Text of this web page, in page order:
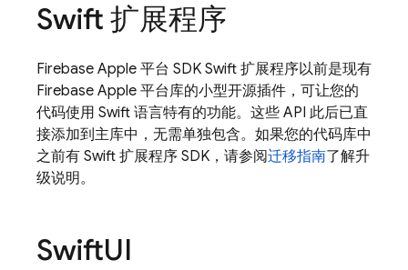
Swift 扩展程序
Firebase Apple 平台 SDK Swift 扩展程序以前是现有
Firebase Apple 平台库的小型开源插件，可让您的
代码使用 Swift 语言特有的功能。这些 API 此后已直
接添加到主库中，无需单独包含。如果您的代码库中
之前有 Swift 扩展程序 SDK，请参阅迁移指南了解升
级说明。
SwiftUI